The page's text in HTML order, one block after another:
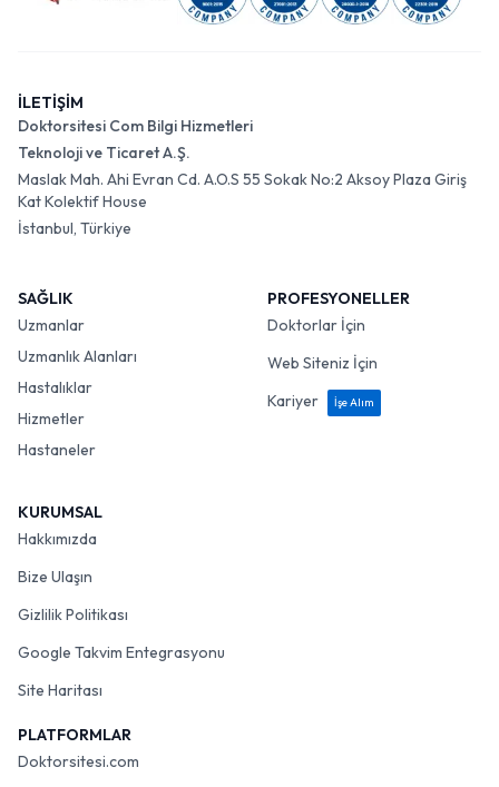
İLETİŞİM
Doktorsitesi Com Bilgi Hizmetleri
Teknoloji ve Ticaret A.Ş.
Maslak Mah. Ahi Evran Cd. A.O.S 55 Sokak No:2 Aksoy Plaza Giriş
Kat Kolektif House
İstanbul, Türkiye
SAĞLIK
Uzmanlar
Uzmanlık Alanları
Hastalıklar
Hizmetler
Hastaneler
PROFESYONELLER
Doktorlar İçin
Web Siteniz İçin
Kariyer
İşe Alım
KURUMSAL
Hakkımızda
Bize Ulaşın
Gizlilik Politikası
Google Takvim Entegrasyonu
Site Haritası
PLATFORMLAR
Doktorsitesi.com